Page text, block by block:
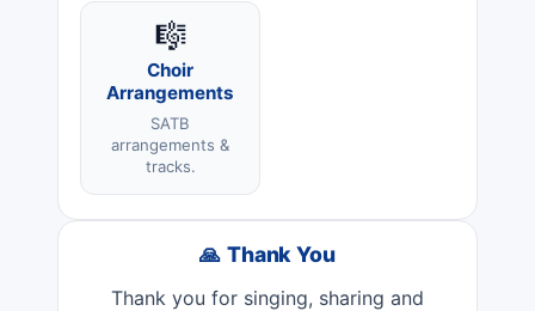
🎼
Choir
Arrangements
SATB
arrangements &
tracks.
🙏 Thank You
Thank you for singing, sharing and